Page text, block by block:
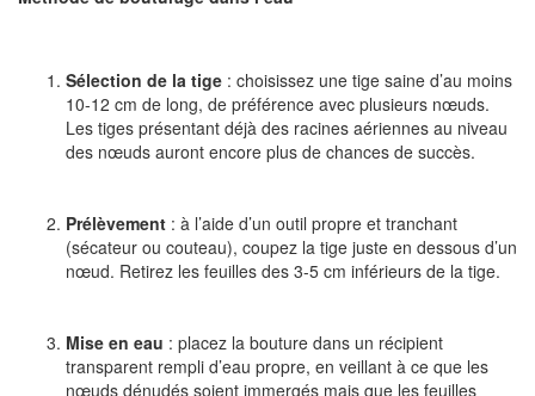
Sélection de la tige : choisissez une tige saine d’au moins
10-12 cm de long, de préférence avec plusieurs nœuds.
Les tiges présentant déjà des racines aériennes au niveau
des nœuds auront encore plus de chances de succès.
Prélèvement : à l’aide d’un outil propre et tranchant
(sécateur ou couteau), coupez la tige juste en dessous d’un
nœud. Retirez les feuilles des 3-5 cm inférieurs de la tige.
Mise en eau : placez la bouture dans un récipient
transparent rempli d’eau propre, en veillant à ce que les
nœuds dénudés soient immergés mais que les feuilles